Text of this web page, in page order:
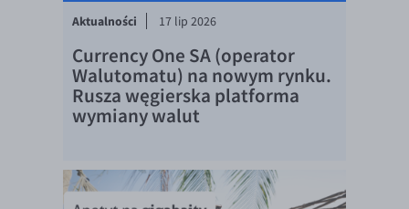
USD/CHF
GBP/CHF
Aktualności 17 lip 2026
Currency One SA (operator
Walutomatu) na nowym rynku.
Rusza węgierska platforma
wymiany walut